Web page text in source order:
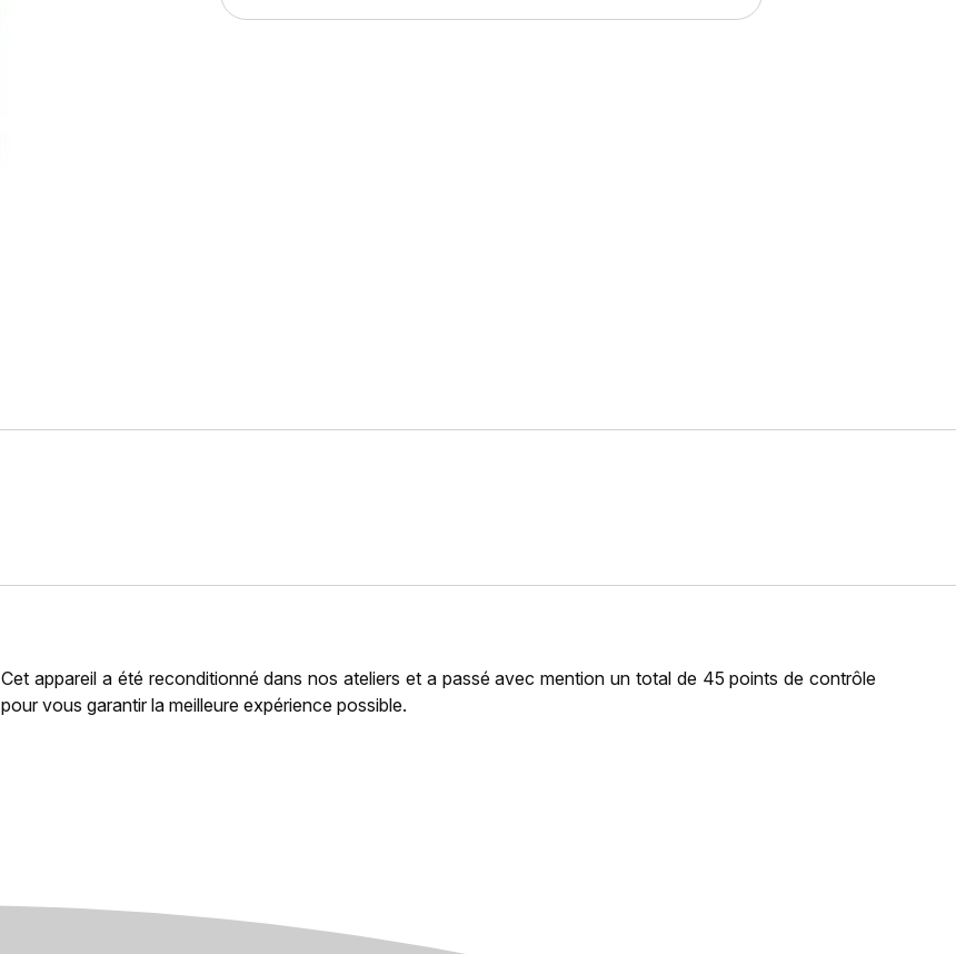
Cet appareil a été reconditionné dans nos ateliers et a passé avec mention un total de 45 points de contrôle
pour vous garantir la meilleure expérience possible.